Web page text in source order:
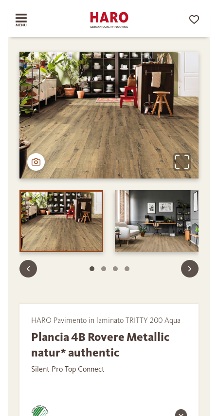
HARO Pavimento in laminato TRITTY 200 Aqua
Plancia 4B Rovere Metallic
natur* authentic
Silent Pro Top Connect